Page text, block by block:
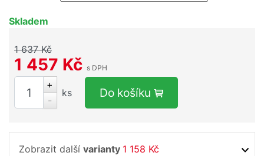
Skladem
1 637 Kč
1 457 Kč s DPH
+
-
ks Do košíku
Zobrazit další varianty 1 158 Kč